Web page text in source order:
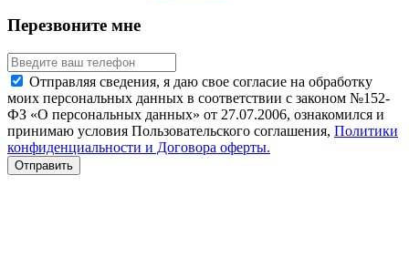
Перезвоните мне
Отправляя сведения, я даю свое согласие на обработку
моих персональных данных в соответствии с законом №152-
ФЗ «О персональных данных» от 27.07.2006, ознакомился и
принимаю условия Пользовательского соглашения, Политики
конфиденциальности и Договора оферты.